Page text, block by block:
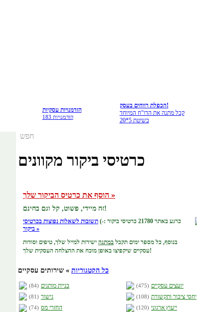
הזדמנויות עסקיות
183 הזדמנויות
הכפלת רווחים בעסק!
קבל מתנה את הדו"ח המיוחד
בשיטת 5*20
כרטיסי ביקור מקוונים
הוסף את כרטיס הביקור שלך »
זה מיידי, פשוט, קל וגם בחינם!
כרגע באתר 21780 כרטיסי ביקור :-)
תשובות לשאלות נפוצות בכרטיסי
ביקור »
בנוסף, כל מספר ימים תקבל במתנה ישירות למייל שלך, טיפים וסודות
עסקיים שיקפיצו באופן מוכח את ההצלחה העסקית שלך!
כל הקטגוריות » שירותים עסקיים
בניית מותגים (84)
גישור (81)
החזרי מס (74)
יועצים עסקיים (475)
יחסי ציבור ותקשורת (108)
ייעוץ ארגוני (120)